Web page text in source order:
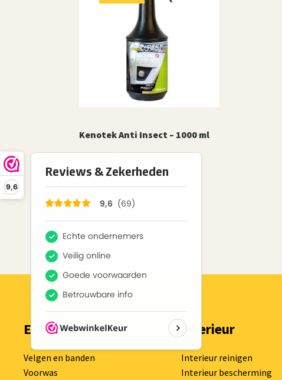
9,6
Kenotek Anti Insect – 1000 ml
Lees verder
Exterieur
Velgen en banden
Voorwas
Interieur
Interieur reinigen
Interieur bescherming